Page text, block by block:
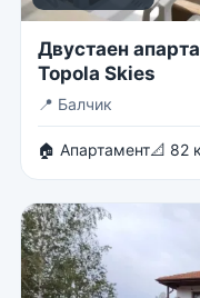
Двустаен
Topola Skies
📍 Балчик
🏠 Апартамент📐 82